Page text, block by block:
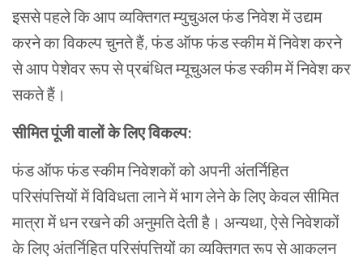
इससे पहले कि आप व्यक्तिगत म्युचुअल फंड निवेश में उद्यम
करने का विकल्प चुनते हैं,फंड ऑफ फंड स्कीम में निवेश करने
से आप पेशेवर रूप से प्रबंधित म्यूचुअल फंड स्कीम में निवेश कर
सकते हैं।
सीमित पूंजी वालों के लिए विकल्प:
फंड ऑफ फंड स्कीम निवेशकों को अपनी अंतर्निहित
परिसंपत्तियों में विविधता लाने में भाग लेने के लिए केवल सीमित
मात्रा में धन रखने की अनुमति देती है। अन्यथा,ऐसे निवेशकों
के लिए अंतर्निहित परिसंपत्तियों का व्यक्तिगत रूप से आकलन